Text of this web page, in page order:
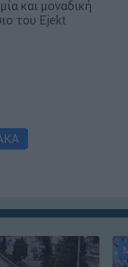
και μοναδική
του Ejekt